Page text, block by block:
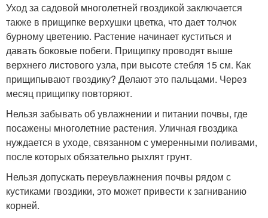
Уход за садовой многолетней гвоздикой заключается
также в прищипке верхушки цветка, что дает толчок
бурному цветению. Растение начинает куститься и
давать боковые побеги. Прищипку проводят выше
верхнего листового узла, при высоте стебля 15 см. Как
прищипывают гвоздику? Делают это пальцами. Через
месяц прищипку повторяют.
Нельзя забывать об увлажнении и питании почвы, где
посажены многолетние растения. Уличная гвоздика
нуждается в уходе, связанном с умеренными поливами,
после которых обязательно рыхлят грунт.
Нельзя допускать переувлажнения почвы рядом с
кустиками гвоздики, это может привести к загниванию
корней.